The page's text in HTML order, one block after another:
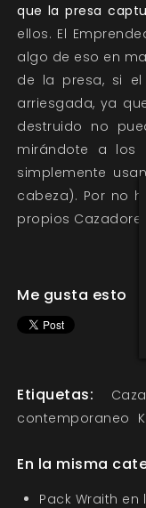
que la presa
ellos. El
algo de eso en
de la presa, si
arriesgada, ya
destruido no
mirándote a los
simplemente
cabeza). Por no
propios Cazadores.
Me gusta esto
Etiquetas:
contemporaneo
En la misma
Pack Wraith